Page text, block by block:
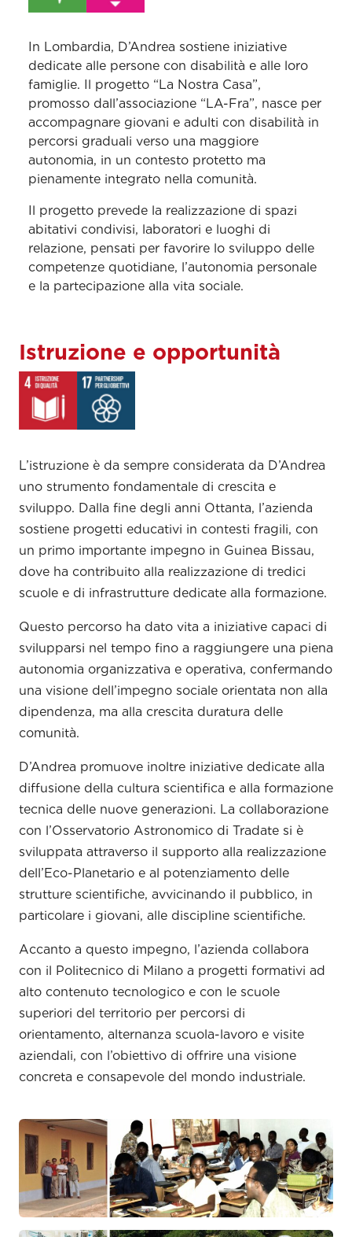
In Lombardia, D’Andrea sostiene iniziative
dedicate alle persone con disabilità e alle loro
famiglie. Il progetto “La Nostra Casa”,
promosso dall’associazione “LA-Fra”, nasce per
accompagnare giovani e adulti con disabilità in
percorsi graduali verso una maggiore
autonomia, in un contesto protetto ma
pienamente integrato nella comunità.
Il progetto prevede la realizzazione di spazi
abitativi condivisi, laboratori e luoghi di
relazione, pensati per favorire lo sviluppo delle
competenze quotidiane, l’autonomia personale
e la partecipazione alla vita sociale.
Istruzione e opportunità
L’istruzione è da sempre considerata da D’Andrea
uno strumento fondamentale di crescita e
sviluppo. Dalla fine degli anni Ottanta, l’azienda
sostiene progetti educativi in contesti fragili, con
un primo importante impegno in Guinea Bissau,
dove ha contribuito alla realizzazione di tredici
scuole e di infrastrutture dedicate alla formazione.
Questo percorso ha dato vita a iniziative capaci di
svilupparsi nel tempo fino a raggiungere una piena
autonomia organizzativa e operativa, confermando
una visione dell’impegno sociale orientata non alla
dipendenza, ma alla crescita duratura delle
comunità.
D’Andrea promuove inoltre iniziative dedicate alla
diffusione della cultura scientifica e alla formazione
tecnica delle nuove generazioni. La collaborazione
con l’Osservatorio Astronomico di Tradate si è
sviluppata attraverso il supporto alla realizzazione
dell’Eco-Planetario e al potenziamento delle
strutture scientifiche, avvicinando il pubblico, in
particolare i giovani, alle discipline scientifiche.
Accanto a questo impegno, l’azienda collabora
con il Politecnico di Milano a progetti formativi ad
alto contenuto tecnologico e con le scuole
superiori del territorio per percorsi di
orientamento, alternanza scuola-lavoro e visite
aziendali, con l’obiettivo di offrire una visione
concreta e consapevole del mondo industriale.